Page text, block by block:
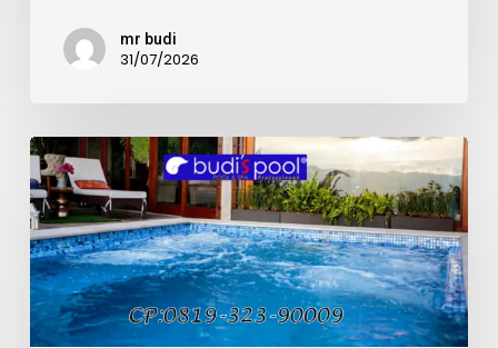
mr budi
31/07/2026
Mosaic
Kaca
Recycle
pada
Kolam
Renang